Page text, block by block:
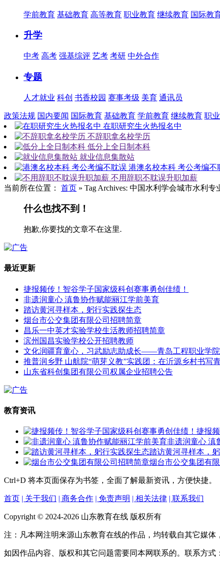
学前教育 基础教育 高等教育 职业教育 继续教育 国际教
升学
中考 高考 强基综评 艺考 考研 中外合作
专题
人才就业 科创 书香校园 赛事考级 美育 通讯员
政策法规 国内要闻 国际教育 基础教育 学前教育 继续教育 职
在职研究生火热报名中
不辞职拿名校学历
低分上全日制本科
就业信息集散站
港澳名校本科 考公考编不
不用辞职不耽误升职加薪
当前所在位置： 首页 » Tag Archives: 中国水利学会城市水利专
什么也找不到！
抱歉,你要找的文章不在这里.
最近更新
捷报频传！智谷学子国家级科创赛事勇创佳绩！
非遗润童心 滇鲁协作赋能丽江学前美育
踏访黄河寻样本，躬行实践探生态
烟台市公交集团有限公司招聘简章
昌乐一中英才实验学校生活教师招聘简章
滨州国昌实验学校公开招聘教师
文化润疆育童心，习武励志助成长——青岛工程职业学
推普润乡野 山航院“萌芽义教”实践团：在沂源乡村书写
山东省科创集团有限公司权属企业招聘公告
教育资讯
捷报
非遗润童心 滇
踏访黄河寻样本，
烟台市公交集团有
Ctrl+D 将本页面保存为书签，全面了解最新资讯，方便快捷。
首页 | 关于我们 | 商务合作 | 免责声明 | 相关法律 | 联系我们
Copyright © 2024-2026 山东教育在线 版权所有
注：凡本网注明来源山东教育在线的作品，均转载自其它媒体
如因作品内容、版权和其它问题需要同本网联系的。联系方式：